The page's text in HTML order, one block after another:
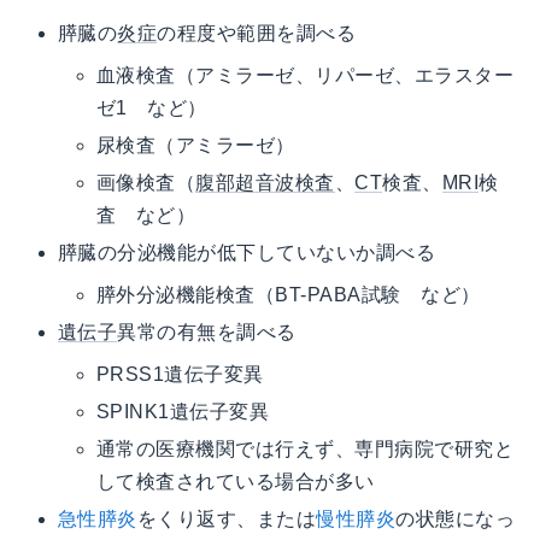
膵臓の炎症の程度や範囲を調べる
血液検査（アミラーゼ、リパーゼ、エラスター
ゼ1 など）
尿検査（アミラーゼ）
画像検査（腹部超音波検査 、CT検査、 MRI検
査 など）
膵臓の分泌機能が低下していないか調べる
膵外分泌機能検査（BT-PABA試験 など）
遺伝子異常の有無を調べる
PRSS1遺伝子変異
SPINK1遺伝子変異
通常の医療機関では行えず、専門病院で研究と
して検査されている場合が多い
急性膵炎 をくり返す、または慢性膵炎の状態になっ